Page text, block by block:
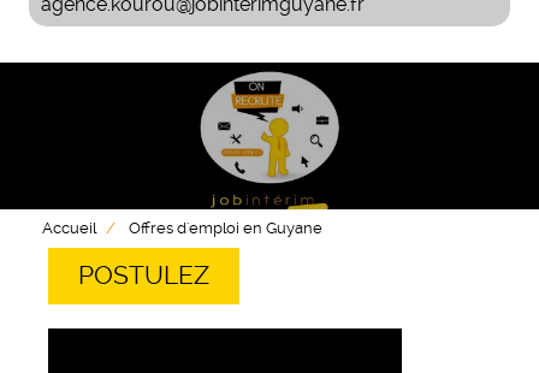
Accueil Offres d'emploi en Guyane
POSTULEZ